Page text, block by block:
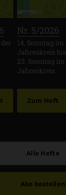
Nr. 5/2026
14. Sonntag im
Jahreskreis bis
23. Sonntag im
Jahreskreis
Zum Heft
Alle Hefte
Abo bestellen